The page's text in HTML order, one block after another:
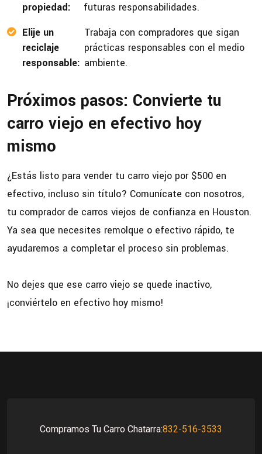
propiedad:
futuras responsabilidades.
Elije un
reciclaje
responsable:
Trabaja con compradores que sigan
prácticas responsables con el medio
ambiente.
Próximos pasos: Convierte tu
carro viejo en efectivo hoy
mismo
¿Estás listo para vender tu carro viejo por $500 en
efectivo, incluso sin título? Comunícate con nosotros,
tu comprador de carros viejos de confianza en Houston.
Ya sea que necesites remolque o efectivo rápido, te
ayudaremos a completar el proceso sin problemas.
No dejes que ese carro viejo se quede inactivo,
¡conviértelo en efectivo hoy mismo!
Compramos Tu Carro Chatarra:832-516-3533